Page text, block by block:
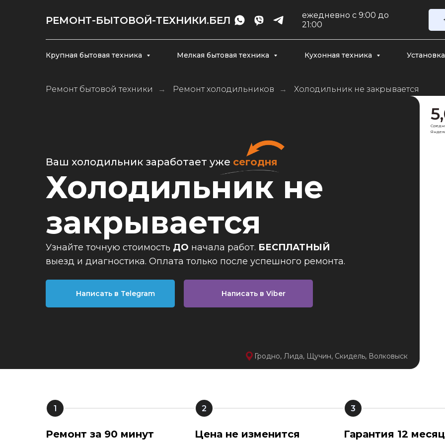
РЕМОНТ-БЫТОВОЙ-ТЕХНИКИ.БЕЛ
ежедневно с 9:00 до
21:00
Крупная бытовая техника Мелкая бытовая техника Кухонная техника
Ремонт бытовой техники → Ремонт холодильников → Холодильник не закрывается
Холодильник не
закрывается
Узнайте точную стоимость ДО начала работ. БЕСПЛАТНЫЙ
выезд и диагностика. Оплата только после успешного ремонта.
Ваш холодильник заработает уже сегодня
Написать в Viber
Гродно, Лида, Щучин, Скидель, Волковыск
Написать в Telegram
Ремонт за 90 минут Цена не изменится Гарантия 12